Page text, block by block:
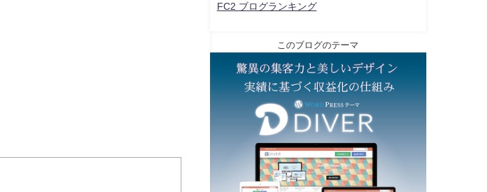
FC2 ブログランキング
このブログのテーマ